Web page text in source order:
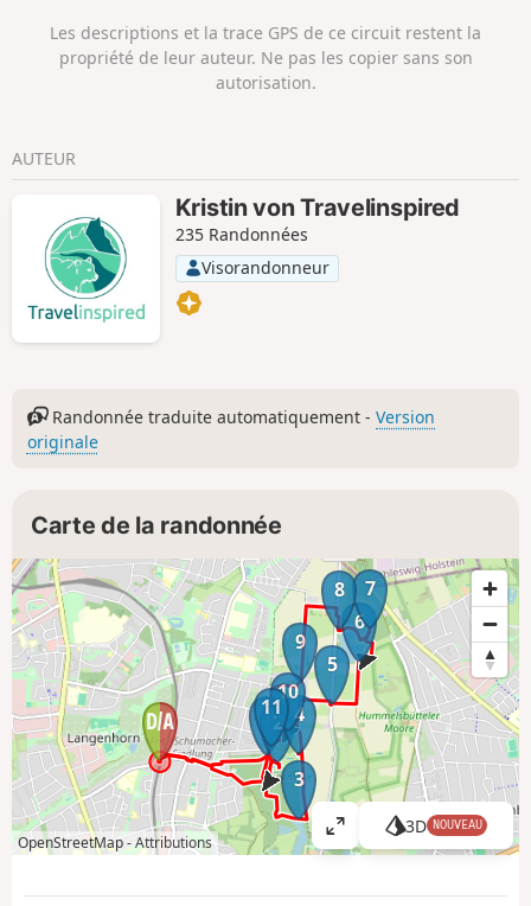
Les descriptions et la trace GPS de ce circuit restent la
propriété de leur auteur. Ne pas les copier sans son
autorisation.
AUTEUR
Kristin von Travelinspired
235 Randonnées
Visorandonneur
Randonnée traduite automatiquement -Version
originale
Carte de la randonnée
12
3
4
5
6
7
8
9
10
11
OpenStreetMap -Attributions
A
ff
3D NOUVEAU